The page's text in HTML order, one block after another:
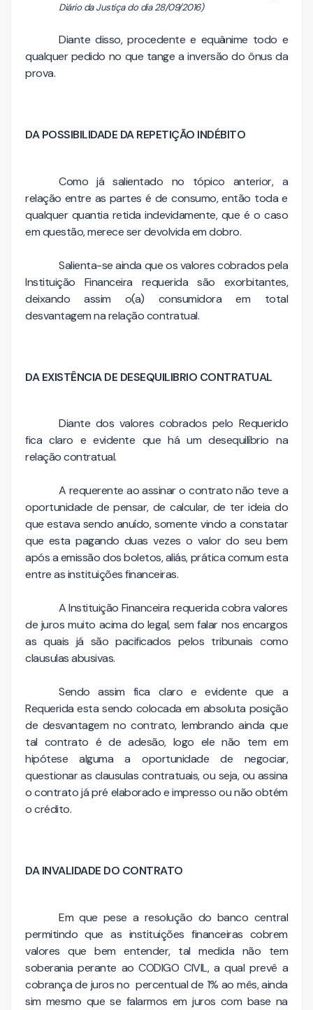
Diário da Justiça do dia 28/09/2016)
Diante disso, procedente e equânime todo e
qualquer pedido no que tange a inversão do ônus da
prova.
DA POSSIBILIDADE DA REPETIÇÃO INDÉBITO
Como já salientado no tópico anterior, a
relação entre as partes é de consumo, então toda e
qualquer quantia retida indevidamente, que é o caso
em questão, merece ser devolvida em dobro.
Salienta-se ainda que os valores cobrados pela
Instituição Financeira requerida são exorbitantes,
deixando assim o(a) consumidora em total
desvantagem na relação contratual.
DA EXISTÊNCIA DE DESEQUILIBRIO CONTRATUAL
Diante dos valores cobrados pelo Requerido
fica claro e evidente que há um desequilíbrio na
relação contratual.
A requerente ao assinar o contrato não teve a
oportunidade de pensar, de calcular, de ter ideia do
que estava sendo anuído, somente vindo a constatar
que esta pagando duas vezes o valor do seu bem
após a emissão dos boletos, aliás, prática comum esta
entre as instituições financeiras.
A Instituição Financeira requerida cobra valores
de juros muito acima do legal, sem falar nos encargos
as quais já são pacificados pelos tribunais como
clausulas abusivas.
Sendo assim fica claro e evidente que a
Requerida esta sendo colocada em absoluta posição
de desvantagem no contrato, lembrando ainda que
tal contrato é de adesão, logo ele não tem em
hipótese alguma a oportunidade de negociar,
questionar as clausulas contratuais, ou seja, ou assina
o contrato já pré elaborado e impresso ou não obtém
o crédito.
DA INVALIDADE DO CONTRATO
Em que pese a resolução do banco central
permitindo que as instituições financeiras cobrem
valores que bem entender, tal medida não tem
soberania perante ao CODIGO CIVIL, a qual prevê a
cobrança de juros no percentual de 1% ao mês, ainda
sim mesmo que se falarmos em juros com base na